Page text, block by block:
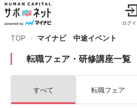
ログ
TOP マイナビ 中途イベント
転職フェア・研修講座一覧
すべて 転職フェア